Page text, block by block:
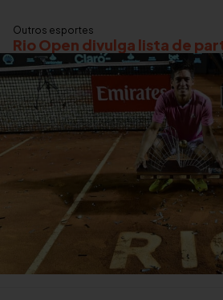
Outros esportes
Rio Open divulga lista de